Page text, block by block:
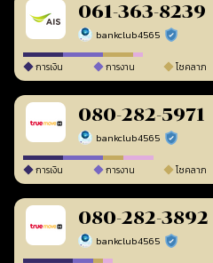
061-363-8239
bankclub4565 ร้านยืนยันแล้ว
การเงิน การงาน โชคลาภ
080-282-5971
bankclub4565 ร้านยืนยันแล้ว
การเงิน การงาน โชคลาภ
080-282-3892
bankclub4565 ร้านยืนยันแล้ว